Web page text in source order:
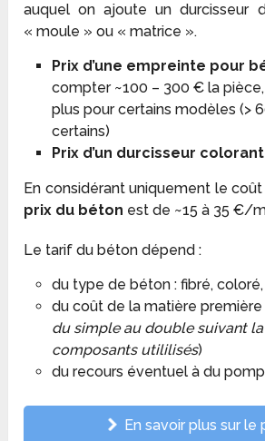
auquel on ajoute un durcisseur
« moule » ou « matrice ».
Prix d’une empreinte pour
compter ~100 – 300 € la
plus pour certains modèles (>
certains)
Prix d’un durcisseur colorant
En considérant uniquement le
prix du béton est de ~15 à 35 €/
Le tarif du béton dépend :
du type de béton : fibré,
du coût de la matière première
du simple au double suivant
composants utililisés)
du recours éventuel à du
En savoir plus sur le